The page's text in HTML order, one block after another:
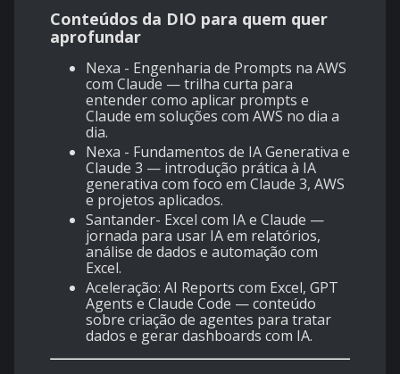
Conteúdos da DIO para quem quer
aprofundar
Nexa - Engenharia de Prompts na AWS
com Claude — trilha curta para
entender como aplicar prompts e
Claude em soluções com AWS no dia a
dia.
Nexa - Fundamentos de IA Generativa e
Claude 3 — introdução prática à IA
generativa com foco em Claude 3, AWS
e projetos aplicados.
Santander- Excel com IA e Claude —
jornada para usar IA em relatórios,
análise de dados e automação com
Excel.
Aceleração: AI Reports com Excel, GPT
Agents e Claude Code — conteúdo
sobre criação de agentes para tratar
dados e gerar dashboards com IA.